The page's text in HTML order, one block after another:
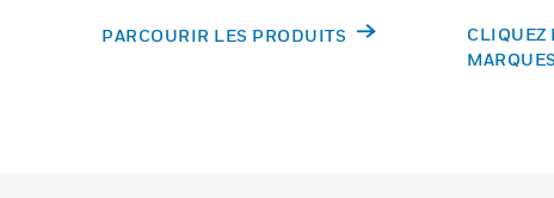
PARCOURIR LES PRODUITS
CLIQUEZ
MARQUES